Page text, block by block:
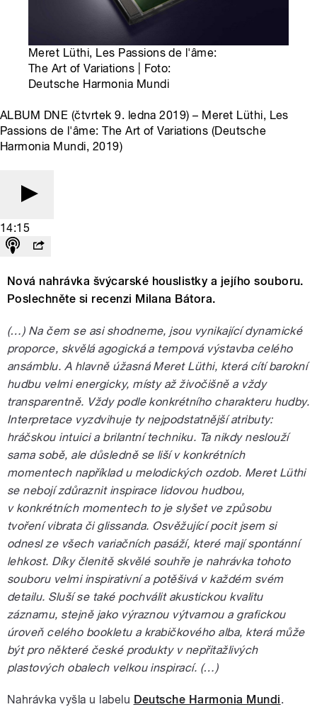
Meret Lüthi, Les Passions de l'âme:
The Art of Variations | Foto:
Deutsche Harmonia Mundi
ALBUM DNE (čtvrtek 9. ledna 2019) – Meret Lüthi, Les
Passions de l'âme: The Art of Variations (Deutsche
Harmonia Mundi, 2019)
14:15
Nová nahrávka švýcarské houslistky a jejího souboru.
Poslechněte si recenzi Milana Bátora.
(…) Na čem se asi shodneme, jsou vynikající dynamické
proporce, skvělá agogická a tempová výstavba celého
ansámblu. A hlavně úžasná Meret Lüthi, která cítí barokní
hudbu velmi energicky, místy až živočišně a vždy
transparentně. Vždy podle konkrétního charakteru hudby.
Interpretace vyzdvihuje ty nejpodstatnější atributy:
hráčskou intuici a brilantní techniku. Ta nikdy neslouží
sama sobě, ale důsledně se liší v konkrétních
momentech například u melodických ozdob. Meret Lüthi
se nebojí zdůraznit inspirace lidovou hudbou,
v konkrétních momentech to je slyšet ve způsobu
tvoření vibrata či glissanda. Osvěžující pocit jsem si
odnesl ze všech variačních pasáží, které mají spontánní
lehkost. Díky členitě skvělé souhře je nahrávka tohoto
souboru velmi inspirativní a potěšivá v každém svém
detailu. Sluší se také pochválit akustickou kvalitu
záznamu, stejně jako výraznou výtvarnou a grafickou
úroveň celého bookletu a krabičkového alba, která může
být pro některé české produkty v nepřitažlivých
plastových obalech velkou inspirací. (…)
Nahrávka vyšla u labelu Deutsche Harmonia Mundi.